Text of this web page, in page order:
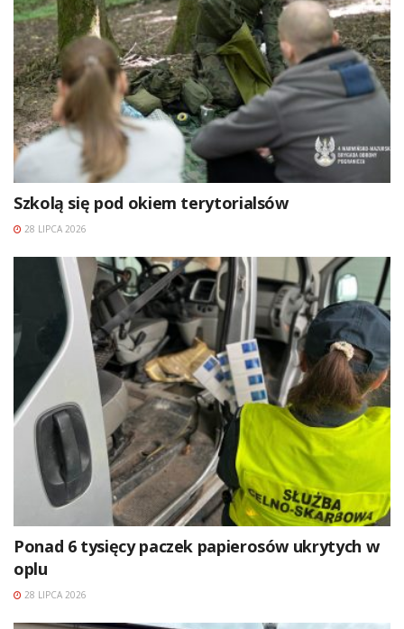
Szkolą się pod okiem terytorialsów
28 LIPCA 2026
Ponad 6 tysięcy paczek papierosów ukrytych w
oplu
28 LIPCA 2026